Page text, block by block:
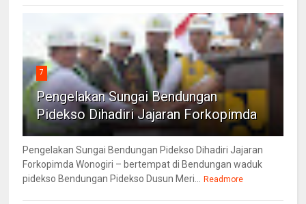
7
Pengelakan Sungai Bendungan
Pidekso Dihadiri Jajaran Forkopimda
Pengelakan Sungai Bendungan Pidekso Dihadiri Jajaran
Forkopimda Wonogiri – bertempat di Bendungan waduk
pidekso Bendungan Pidekso Dusun Meri... Readmore